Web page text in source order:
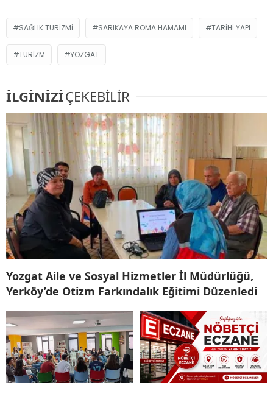
SAĞLIK TURIZMI SARIKAYA ROMA HAMAMI TARIHI YAPI
TURIZM YOZGAT
İLGİNİZİÇEKEBİLİR
Yozgat Aile ve Sosyal Hizmetler İl Müdürlüğü,
Yerköy’de Otizm Farkındalık Eğitimi Düzenledi